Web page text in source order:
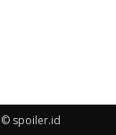
© spoiler.id